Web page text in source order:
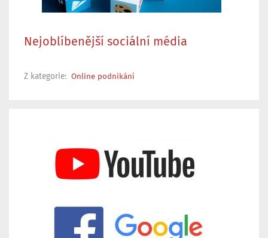
Nejoblíbenější sociální média
Z kategorie: Online podnikání